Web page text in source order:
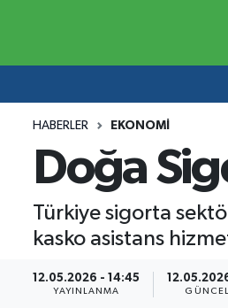
HABERLER EKONOMI
Doğa
Türkiye sigorta
kasko asistans
12.05.2026 - 14:45
YAYINLANMA
Ekonomi
Borsa
Emlak
Emtia
Otomobil
Ekonomi
Borsa
Emlak
Otomobil
Emtia